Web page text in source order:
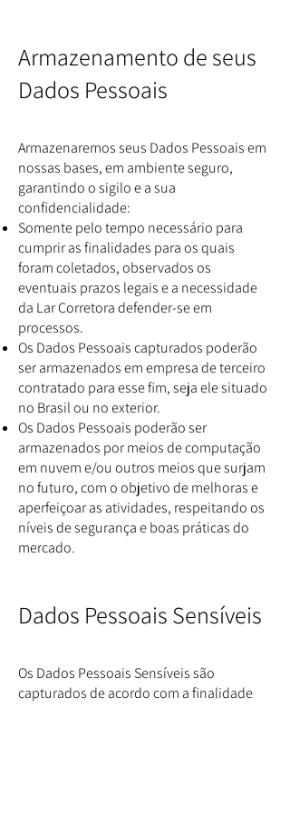
Armazenamento de seus
Dados Pessoais
Armazenaremos seus Dados Pessoais em
nossas bases, em ambiente seguro,
garantindo o sigilo e a sua
confidencialidade:
Somente pelo tempo necessário para
cumprir as finalidades para os quais
foram coletados, observados os
eventuais prazos legais e a necessidade
da Lar Corretora defender-se em
processos.
Os Dados Pessoais capturados poderão
ser armazenados em empresa de terceiro
contratado para esse fim, seja ele situado
no Brasil ou no exterior.
Os Dados Pessoais poderão ser
armazenados por meios de computação
em nuvem e/ou outros meios que surjam
no futuro, com o objetivo de melhoras e
aperfeiçoar as atividades, respeitando os
níveis de segurança e boas práticas do
mercado.
Dados Pessoais Sensíveis
Os Dados Pessoais Sensíveis são
capturados de acordo com a finalidade